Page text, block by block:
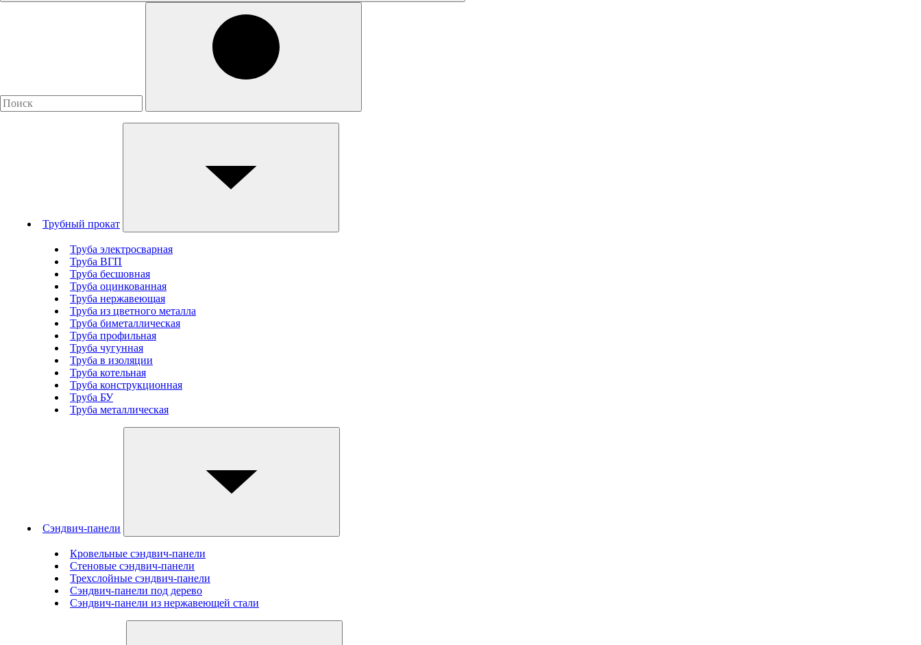
Трубный прокат
Труба электросварная
Труба ВГП
Труба бесшовная
Труба оцинкованная
Труба нержавеющая
Труба из цветного металла
Труба биметаллическая
Труба профильная
Труба чугунная
Труба в изоляции
Труба котельная
Труба конструкционная
Труба БУ
Труба металлическая
Сэндвич-панели
Кровельные сэндвич-панели
Стеновые cэндвич-панели
Трехслойные сэндвич-панели
Сэндвич-панели под дерево
Сэндвич-панели из нержавеющей стали